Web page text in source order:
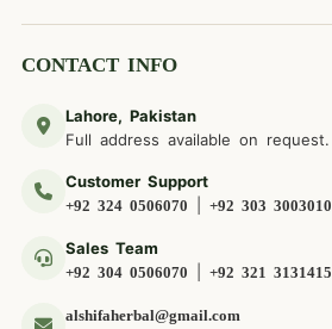
CONTACT INFO
Lahore, Pakistan
Full address available on request.
Customer Support
+92 324 0506070 +92 303 3003010
Sales Team
+92 304 0506070 +92 321 3131415
alshifaherbal@gmail.com